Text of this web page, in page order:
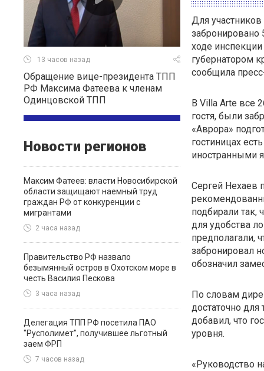
13 часов назад
Обращение вице-президента ТПП
РФ Максима Фатеева к членам
Одинцовской ТПП
Новости регионов
Максим Фатеев: власти Новосибирской
области защищают наемный труд
граждан РФ от конкуренции с
мигрантами
2 часа назад
Правительство РФ назвало
безымянный остров в Охотском море в
честь Василия Пескова
3 часа назад
Делегация ТПП РФ посетила ПАО
"Русполимет", получившее льготный
заем ФРП
7 часов назад
Для
забронировано
ходе
губернатором
сообщила
В Villa Arte все
гостя, были
«Аврора»
гостиницах
иностранными
Сергей Нехаев
подбирали так,
для удобства
предполагали,
забронировал
обозначил
По словам
достаточно для
добавил, что
уровня.
«Руководство